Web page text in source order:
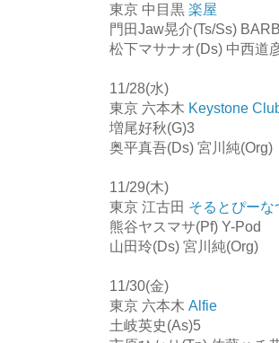
東京 中目黒 楽屋
門田Jaw晃介(Ts/Ss) BARB
松下マサナオ(Ds) 中西道
11/28(水)
東京 六本木 Keystone
増尾好秋(G)3
奥平真吾(Ds) 宮川純(Org)
11/29(木)
東京 江古田 そるとぴーな
熊谷ヤスマサ(Pf) Y-Pod
山田玲(Ds) 宮川純(Org)
11/30(金)
東京 六本木 Alfie
土岐英史(As)5